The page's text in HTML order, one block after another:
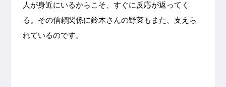
人が身近にいるからこそ、すぐに反応が返ってく
る。その信頼関係に鈴木さんの野菜もまた、支えら
れているのです。